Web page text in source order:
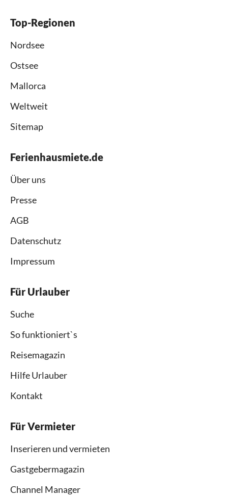
Top-Regionen
Nordsee
Ostsee
Mallorca
Weltweit
Sitemap
Ferienhausmiete.de
Über uns
Presse
AGB
Datenschutz
Impressum
Für Urlauber
Suche
So funktioniert`s
Reisemagazin
Hilfe Urlauber
Kontakt
Für Vermieter
Inserieren und vermieten
Gastgebermagazin
Channel Manager